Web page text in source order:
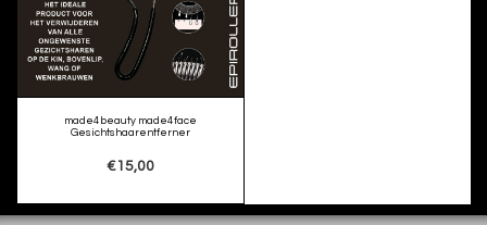
made4beauty made4face
Gesichtshaarentferner
€15,00